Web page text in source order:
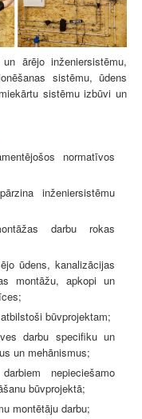
ārējo inženiersistēmu,
sistēmu, ūdens
sistēmu izbūvi un
normatīvos
inženiersistēmu
darbu rokas
ūdens, kanalizācijas
montāžu, apkopi un
būvprojektam;
darbu specifiku un
un mehānismus;
nepieciešamo
būvprojektā;
montētāju darbu;